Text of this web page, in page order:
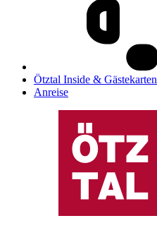
Ötztal Inside & Gästekarten
Anreise